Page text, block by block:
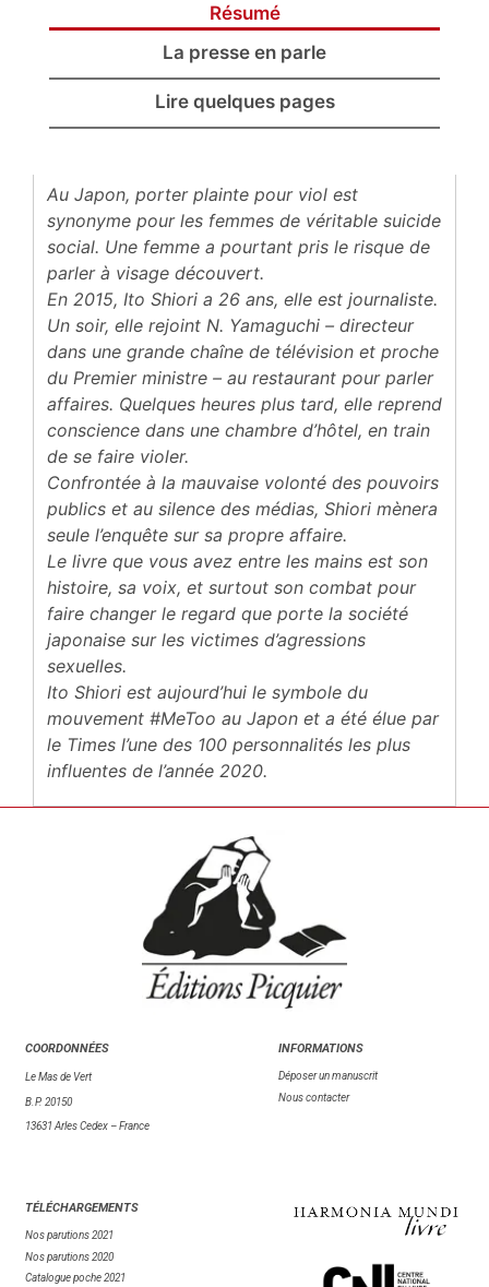
Résumé
La presse en parle
Lire quelques pages
Au Japon, porter plainte pour viol est
synonyme pour les femmes de véritable suicide
social. Une femme a pourtant pris le risque de
parler à visage découvert.
En 2015, Ito Shiori a 26 ans, elle est journaliste.
Un soir, elle rejoint N. Yamaguchi – directeur
dans une grande chaîne de télévision et proche
du Premier ministre – au restaurant pour parler
affaires. Quelques heures plus tard, elle reprend
conscience dans une chambre d’hôtel, en train
de se faire violer.
Confrontée à la mauvaise volonté des pouvoirs
publics et au silence des médias, Shiori mènera
seule l’enquête sur sa propre affaire.
Le livre que vous avez entre les mains est son
histoire, sa voix, et surtout son combat pour
faire changer le regard que porte la société
japonaise sur les victimes d’agressions
sexuelles.
Ito Shiori est aujourd’hui le symbole du
mouvement #MeToo au Japon et a été élue par
le Times l’une des 100 personnalités les plus
influentes de l’année 2020.
COORDONNÉES
Le Mas de Vert
B.P. 20150
13631 Arles Cedex – France
INFORMATIONS
Déposer un manuscrit
Nous contacter
TÉLÉCHARGEMENTS
Nos parutions 2021
Nos parutions 2020
Catalogue poche 2021